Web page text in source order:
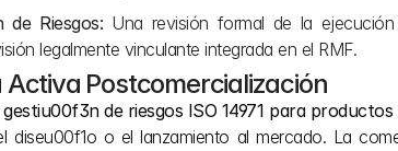
Riesgos: Una revisión formal de la
legalmente vinculante integrada en el RMF.
Postcomercialización
gestiu00f3n de riesgos ISO 14971 para productos
diseu00f1o o el lanzamiento al mercado. La